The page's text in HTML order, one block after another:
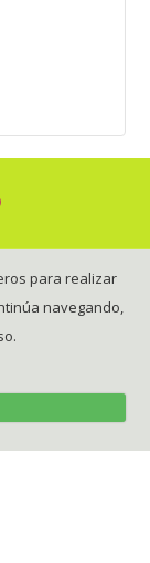
para realizar
navegando,